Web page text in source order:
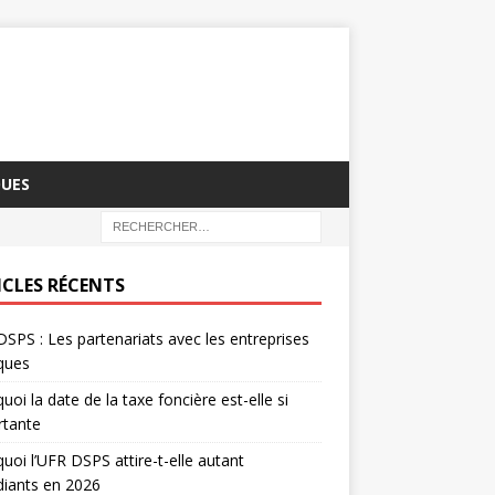
RÉCENTS
: Les partenariats avec les entreprises
la date de la taxe foncière est-elle si
l’UFR DSPS attire-t-elle autant
en 2026